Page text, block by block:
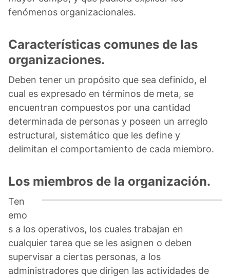
fenómenos organizacionales.
Características comunes de las
organizaciones.
Deben tener un propósito que sea definido, el
cual es expresado en términos de meta, se
encuentran compuestos por una cantidad
determinada de personas y poseen un arreglo
estructural, sistemático que les define y
delimitan el comportamiento de cada miembro.
Los miembros de la organización.
Ten
emo
s a los operativos, los cuales trabajan en
cualquier tarea que se les asignen o deben
supervisar a ciertas personas, a los
administradores que dirigen las actividades de